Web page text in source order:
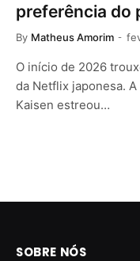
preferência do
By Matheus Amorim
O início de 2026
da Netflix japonesa.
Kaisen estreou…
SOBRE NÓS